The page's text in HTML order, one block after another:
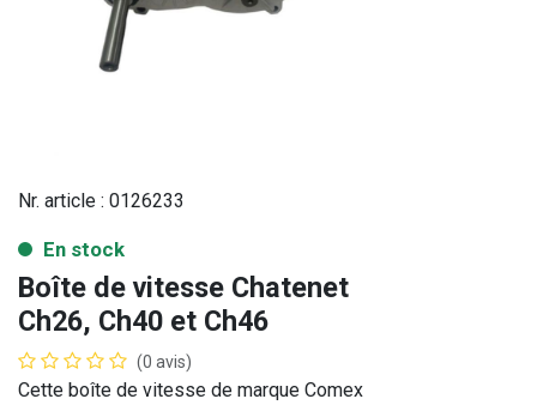
Nr. article : 0126233
En stock
Boîte de vitesse Chatenet
Ch26, Ch40 et Ch46
(0 avis)
Cette boîte de vitesse de marque Comex